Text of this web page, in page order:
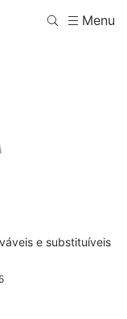
Menu
e substituíveis